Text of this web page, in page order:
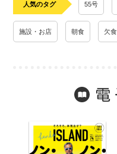
人気のタグ 55号
施設・お店 朝食 欠食